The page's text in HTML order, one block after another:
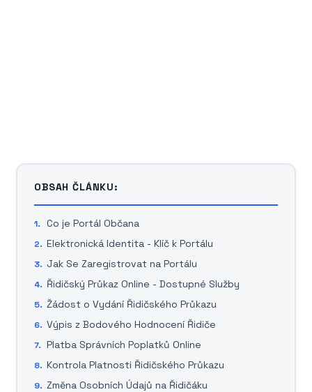
OBSAH ČLÁNKU:
Co je Portál Občana
Elektronická Identita - Klíč k Portálu
Jak Se Zaregistrovat na Portálu
Řidičský Průkaz Online - Dostupné Služby
Žádost o Vydání Řidičského Průkazu
Výpis z Bodového Hodnocení Řidiče
Platba Správních Poplatků Online
Kontrola Platnosti Řidičského Průkazu
Změna Osobních Údajů na Řidičáku